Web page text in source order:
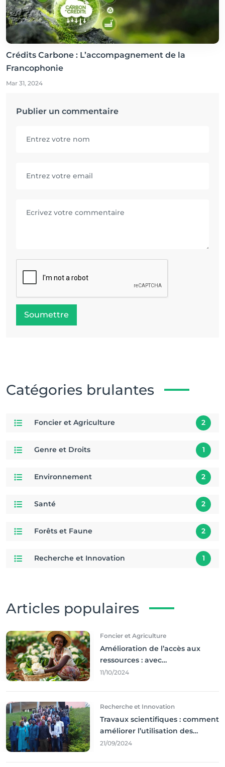
Crédits Carbone : L’accompagnement de la
Francophonie
Mar 31, 2024
Publier un commentaire
Soumettre
Catégories brulantes
Foncier et Agriculture 2
Genre et Droits 1
Environnement 2
Santé 2
Forêts et Faune 2
Recherche et Innovation 1
Articles populaires
Foncier et Agriculture
Amélioration de l’accès aux
ressources : avec
l'incontournable ’agriculture
11/10/2024
Recherche et Innovation
Travaux scientifiques : comment
améliorer l’utilisation des
résultats coince
21/09/2024